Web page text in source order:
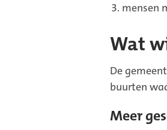
mensen
Wat
De
buurten
Meer